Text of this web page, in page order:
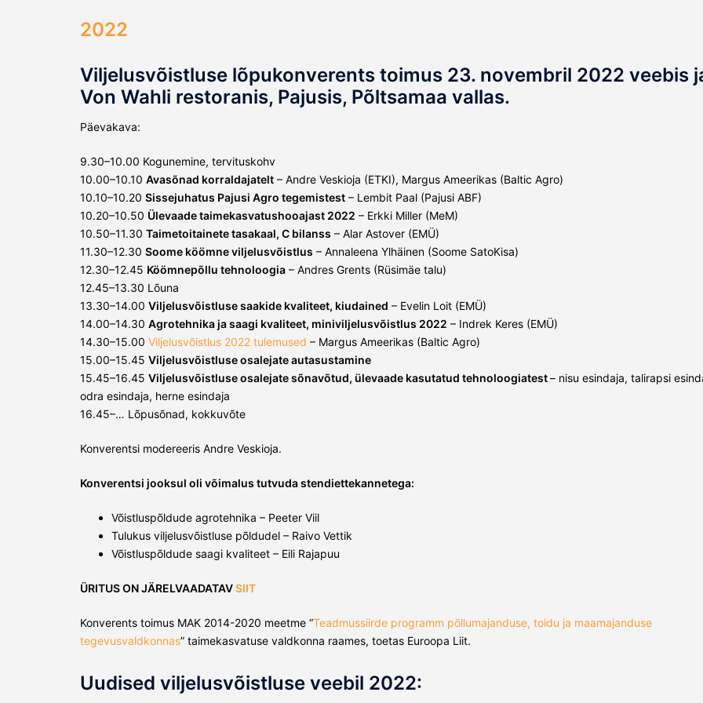
2022
Viljelusvõistluse lõpukonverents toimus 23. novembril 2022 veebis
Von Wahli restoranis, Pajusis, Põltsamaa vallas.
Päevakava:
9.30–10.00 Kogunemine, tervituskohv
10.00–10.10 Avasõnad korraldajatelt – Andre Veskioja (ETKI), Margus Ameerikas (Baltic Agro)
10.10–10.20 Sissejuhatus Pajusi Agro tegemistest – Lembit Paal (Pajusi ABF)
10.20–10.50 Ülevaade taimekasvatushooajast 2022 – Erkki Miller (MeM)
10.50–11.30 Taimetoitainete tasakaal, C bilanss – Alar Astover (EMÜ)
11.30–12.30 Soome köömne viljelusvõistlus – Annaleena Ylhäinen (Soome SatoKisa)
12.30–12.45 Köömnepõllu tehnoloogia – Andres Grents (Rüsimäe talu)
12.45–13.30 Lõuna
13.30–14.00 Viljelusvõistluse saakide kvaliteet, kiudained – Evelin Loit (EMÜ)
14.00–14.30 Agrotehnika ja saagi kvaliteet, miniviljelusvõistlus 2022 – Indrek Keres (EMÜ)
14.30–15.00 Viljelusvõistlus 2022 tulemused – Margus Ameerikas (Baltic Agro)
15.00–15.45 Viljelusvõistluse osalejate autasustamine
15.45–16.45 Viljelusvõistluse osalejate sõnavõtud, ülevaade kasutatud tehnoloogiatest– nisu esindaja, talirapsi
odra esindaja, herne esindaja
16.45–… Lõpusõnad, kokkuvõte
Konverentsi modereeris Andre Veskioja.
Konverentsi jooksul oli võimalus tutvuda stendiettekannetega:
Võistluspõldude agrotehnika – Peeter Viil
Tulukus viljelusvõistluse põldudel – Raivo Vettik
Võistluspõldude saagi kvaliteet – Eili Rajapuu
ÜRITUS ON JÄRELVAADATAVSIIT
Konverents toimus MAK 2014-2020 meetme “Teadmussiirde programm põllumajanduse, toidu ja maamajanduse
tegevusvaldkonnas” taimekasvatuse valdkonna raames, toetas Euroopa Liit.
Uudised viljelusvõistluse veebil 2022: